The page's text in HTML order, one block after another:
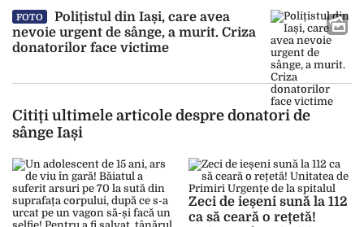
FOTO
Polițistul din Iași, care avea
nevoie urgent de sânge, a murit. Criza
donatorilor face victime
Citiți ultimele articole despre donatori de
sânge Iași
Zeci de ieșeni sună la 112
ca să ceară o rețetă!